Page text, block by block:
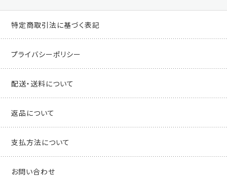
特定商取引法に基づく表記
プライバシーポリシー
配送・送料について
返品について
支払方法について
お問い合わせ